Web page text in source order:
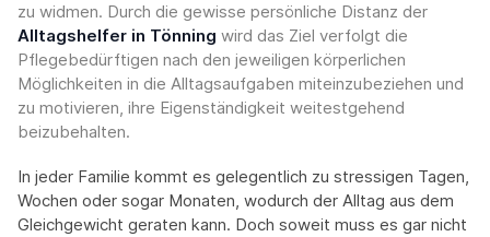
zu widmen. Durch die gewisse persönliche Distanz der
Alltagshelfer in Tönning wird das Ziel verfolgt die
Pflegebedürftigen nach den jeweiligen körperlichen
Möglichkeiten in die Alltagsaufgaben miteinzubeziehen und
zu motivieren, ihre Eigenständigkeit weitestgehend
beizubehalten.
In jeder Familie kommt es gelegentlich zu stressigen Tagen,
Wochen oder sogar Monaten, wodurch der Alltag aus dem
Gleichgewicht geraten kann. Doch soweit muss es gar nicht